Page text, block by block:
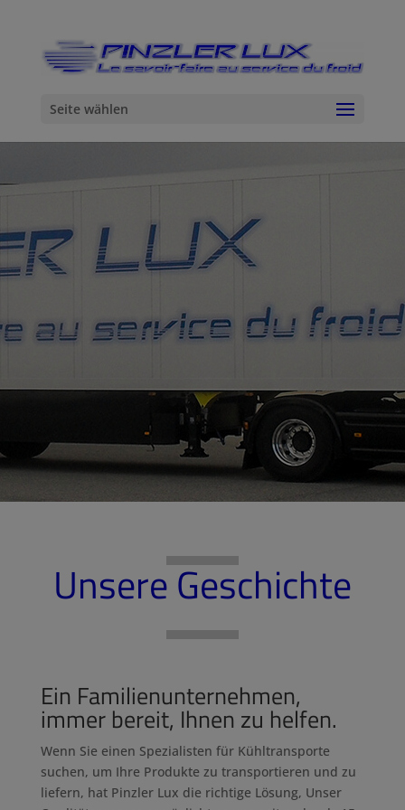
Seite wählen
Unsere Geschichte
Ein Familienunternehmen,
immer bereit, Ihnen zu helfen.
Wenn Sie einen Spezialisten für Kühltransporte
suchen, um Ihre Produkte zu transportieren und zu
liefern, hat Pinzler Lux die richtige Lösung, Unser